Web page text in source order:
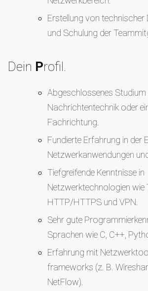
Erstellung von
und Schulung der
Dein Profil.
Abgeschlossenes
Nachrichtentechnik oder
Fachrichtung.
Fundierte Erfahrung in der
Netzwerkanwendungen
Tiefgreifende Kenntnisse in
Netzwerktechnologien wie
HTTP/HTTPS und VPN.
Sehr gute
Sprachen wie C, C++,
Erfahrung mit
frameworks (z. B.
NetFlow).